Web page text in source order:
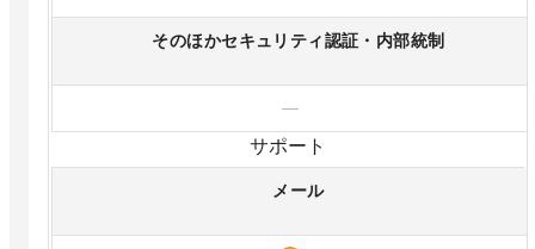
そのほかセキュリティ認証・内部統制
—
サポート
メール